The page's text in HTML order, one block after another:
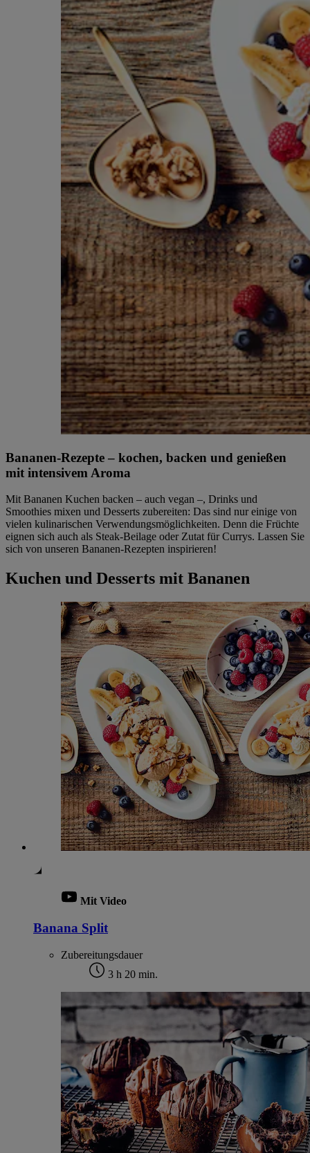
Bananen-Rezepte – kochen, backen und genießen
mit intensivem Aroma
Mit Bananen Kuchen backen – auch vegan –, Drinks und
Smoothies mixen und Desserts zubereiten: Das sind nur einige von
vielen kulinarischen Verwendungsmöglichkeiten. Denn die Früchte
eignen sich auch als Steak-Beilage oder Zutat für Currys. Lassen Sie
sich von unseren Bananen-Rezepten inspirieren!
Kuchen und Desserts mit Bananen
Mit Video
Banana Split
Zubereitungsdauer
3 h 20 min.